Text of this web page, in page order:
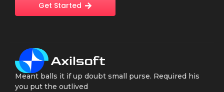
Get Started
Meant balls it if up doubt small purse. Required his
you put the outlived